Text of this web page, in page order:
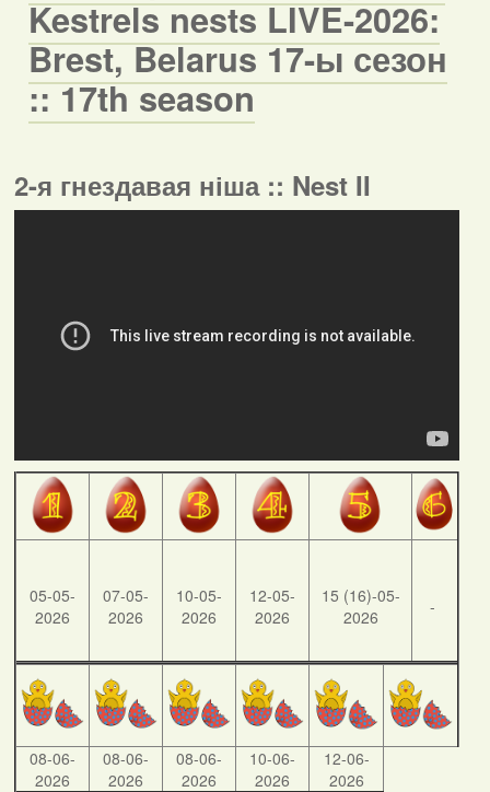
Kestrels nests LIVE-2026:
Brest, Belarus 17-ы сезон
:: 17th season
2-я гнездавая ніша :: Nest II
05-05-
2026
07-05-
2026
10-05-
2026
12-05-
2026
15 (16)-05-
2026
-
08-06-
2026
08-06-
2026
08-06-
2026
10-06-
2026
12-06-
2026